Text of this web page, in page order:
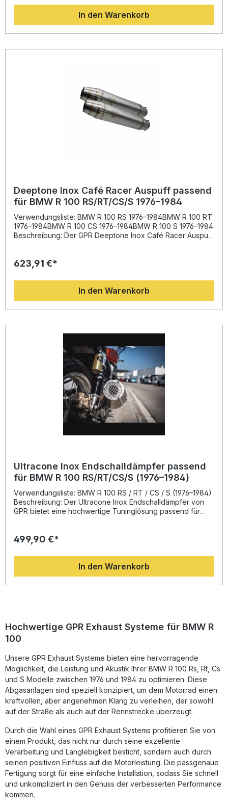
hochwertigen System, das sowohl optisch als auch
technisch überzeugt. Die deutliche Gewichtsreduktion im
Vergleich zur Serienanlage steigert die Agilität Ihres
Motorrads, während der markante Deeptone-Sound für
straßenzugelassen (homologiert) und enthält abnehmbare
Homologiert und damit straßenlegal Plug & Play Montage
empfohlen in Fachwerkstatt Hergestellt in Italien
(ohne Verbindungsrohre) Alle fahrzeugspezifischen
Halterungen und Zubehörteile Montageanleitung
In den Warenkorb
Deeptone Inox Café Racer Auspuff passend
für BMW R 100 RS/RT/CS/S 1976–1984
Verwendungsliste: BMW R 100 RS 1976–1984BMW R 100 RT
1976–1984BMW R 100 CS 1976–1984BMW R 100 S 1976–1984
Beschreibung: Der GPR Deeptone Inox Café Racer Auspuff
Entwickelt auf Basis der Erfahrung aus der Motorrad-
gesteigertes Drehmoment, spürbare Leistungsoptimierung
und ein deutlich geringeres Gewicht im Vergleich zur
Serienanlage. Das Edelstahlgehäuse überzeugt durch
seine Langlebigkeit und verleiht Ihrem Motorrad einen
werden.Die Montage ist als Plug-&-Play-Lösung konzipiert
und kann dank der mitgelieferten Halterungen einfach
umgesetzt werden. GPR Produkte werden in Italien
gefertigt, sind DIN-zertifiziert und stehen für beständige
Qualität, auf die Sie sich verlassen können. Für eine
optimale Montage empfiehlt sich der Einbau in einer
Fachwerkstatt. Homologierter Edelstahl-Doppelauspuff mit
abnehmbarem Einsatz Leistungssteigerung und
Gewichtsersparnis gegenüber der Serienanlage Sportlich-
tiefer Sound mit Straßenzulassung Plug-&-Play-Montage mit
fahrzeugspezifischen Halterungen Hergestellt in Italien –
homologated silencer kit Alle fahrzeugspezifischen
623,91 €*
In den Warenkorb
Ultracone Inox Endschalldämpfer passend
für BMW R 100 RS/RT/CS/S (1976–1984)
Verwendungsliste: BMW R 100 RS / RT / CS / S (1976–1984)
Beschreibung: Der Ultracone Inox Endschalldämpfer von
GPR bietet eine hochwertige Tuninglösung passend für
Auspuff durch sein innovatives Design, mehr Drehmoment
Serienanlage. Zudem sorgt das deutlich geringere Gewicht
für eine verbesserte Fahrdynamik. Durch den
homologierten Aufbau genießen Sie sportlichen Sound bei
Straßenzulassung. Der herausnehmbare DB-Killer erlaubt
und optimiertes Drehmoment Homologiert für den
Straßenverkehr (mit herausnehmbarem DB-Killer)
Sportlicher, kraftvoller Sound im Café Racer Stil Einfache
Lieferumfang: 1x GPR Ultracone Inox Endschalldämpfer
Fahrzeugspezifische Halterungen Zubehör und
Montagematerial Homologationsunterlagen
(Straßenzulassung)
499,90 €*
In den Warenkorb
Hochwertige GPR Exhaust Systeme für BMW R
100
Unsere GPR Exhaust Systeme bieten eine hervorragende
Möglichkeit, die Leistung und Akustik Ihrer BMW R 100 Rs, Rt, Cs
und S Modelle zwischen 1976 und 1984 zu optimieren. Diese
Abgasanlagen sind speziell konzipiert, um dem Motorrad einen
kraftvollen, aber angenehmen Klang zu verleihen, der sowohl
auf der Straße als auch auf der Rennstrecke überzeugt.
Durch die Wahl eines GPR Exhaust Systems profitieren Sie von
einem Produkt, das nicht nur durch seine exzellente
Verarbeitung und Langlebigkeit besticht, sondern auch durch
seinen positiven Einfluss auf die Motorleistung. Die passgenaue
Fertigung sorgt für eine einfache Installation, sodass Sie schnell
und unkompliziert in den Genuss der verbesserten Performance
kommen.